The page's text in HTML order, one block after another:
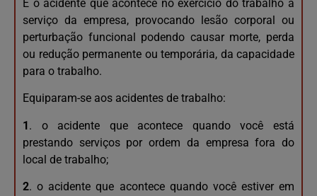
É o acidente que acontece no exercício do trabalho a
serviço da empresa, provocando lesão corporal ou
perturbação funcional podendo causar morte, perda
ou redução permanente ou temporária, da capacidade
para o trabalho.
Equiparam-se aos acidentes de trabalho:
1. o acidente que acontece quando você está
prestando serviços por ordem da empresa fora do
local de trabalho;
2. o acidente que acontece quando você estiver em